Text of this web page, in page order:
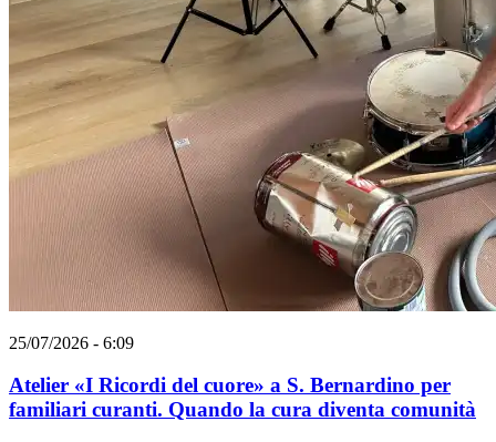
25/07/2026 - 6:09
Atelier «I Ricordi del cuore» a S. Bernardino per
familiari curanti. Quando la cura diventa comunità